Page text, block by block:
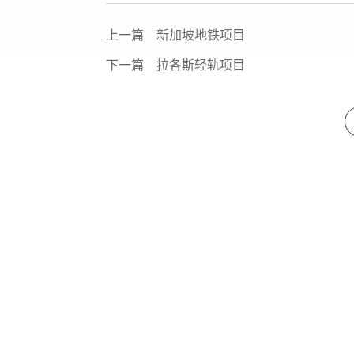
上一篇 新加坡地铁项目
下一篇 拉各斯轻轨项目